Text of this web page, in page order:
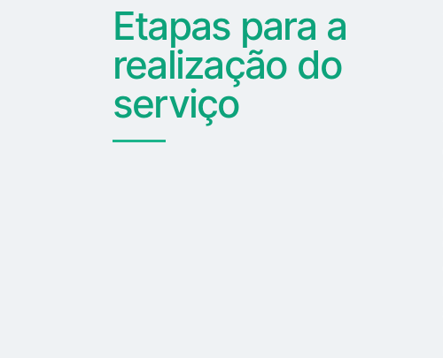
Etapas para a
realização do
serviço